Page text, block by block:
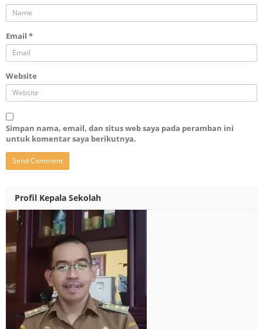
Email *
Website
Simpan nama, email, dan situs web saya pada peramban ini
untuk komentar saya berikutnya.
Profil Kepala Sekolah